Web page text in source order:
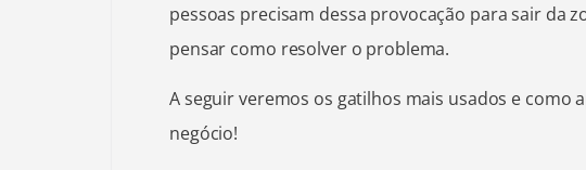
pessoas precisam dessa provocação para sair da
pensar como resolver o problema.
A seguir veremos os gatilhos mais usados e como
negócio!